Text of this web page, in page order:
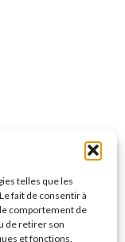
telles que les
fait de consentir à
comportement de
de retirer son
et fonctions.